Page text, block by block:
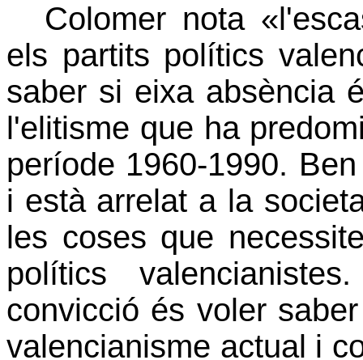
Colomer nota
els partits polítics
saber si eixa absència
l'elitisme que ha
període 1960-1990.
i està arrelat a la
les coses que
polítics
convicció és voler
valencianisme actual i